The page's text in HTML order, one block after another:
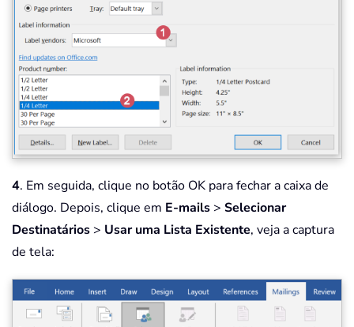
4. Em seguida, clique no botão OK para fechar a caixa de
diálogo. Depois, clique em E-mails > Selecionar
Destinatários > Usar uma Lista Existente, veja a captura
de tela: